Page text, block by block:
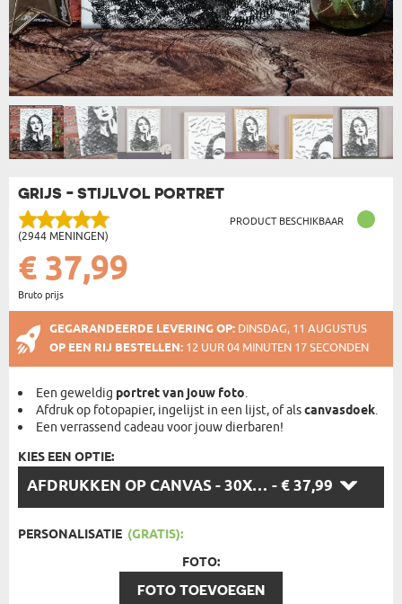
GRIJS - STIJLVOL PORTRET
(2944 MENINGEN)
PRODUCT BESCHIKBAAR
€ 37,99
Bruto prijs
GEGARANDEERDE LEVERING OP: DINSDAG, 11 AUGUSTUS
OP EEN RIJ BESTELLEN: 12 UUR 04 MINUTEN 16 SECONDEN
Een geweldig portret van jouw foto.
Afdruk op fotopapier, ingelijst in een lijst, of alscanvasdoek.
Een verrassend cadeau voor jouw dierbaren!
KIES EEN OPTIE:
AFDRUKKEN OP CANVAS - 30X40CM - € 37,99
KIES
EEN
OPTIE:
PERSONALISATIE (GRATIS):
FOTO:
FOTO TOEVOEGEN